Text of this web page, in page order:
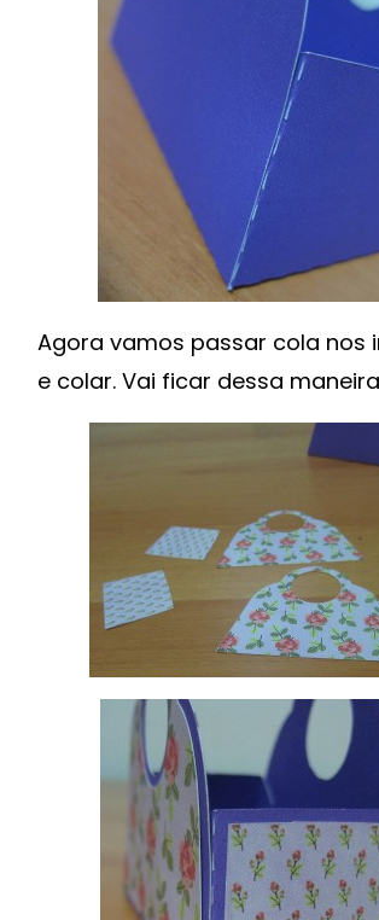
Agora vamos passar cola nos
e colar. Vai ficar dessa maneira